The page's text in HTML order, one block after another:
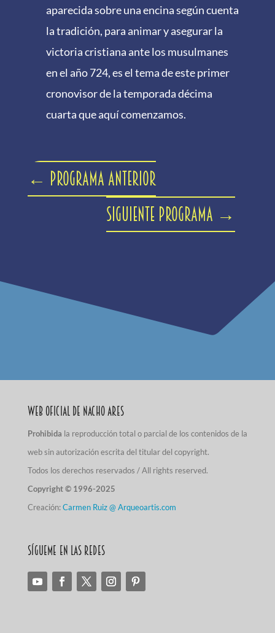
aparecida sobre una encina según cuenta
la tradición, para animar y asegurar la
victoria cristiana ante los musulmanes
en el año 724, es el tema de este primer
cronovisor de la temporada décima
cuarta que aquí comenzamos.
← Programa anterior
Siguiente programa →
Web Oficial de Nacho Ares
Prohibida la reproducción total o parcial de los contenidos de la
web sin autorización escrita del titular del copyright.
Todos los derechos reservados / All rights reserved.
Copyright © 1996-2025
Creación:Carmen Ruiz @ Arqueoartis.com
Sígueme en las redes